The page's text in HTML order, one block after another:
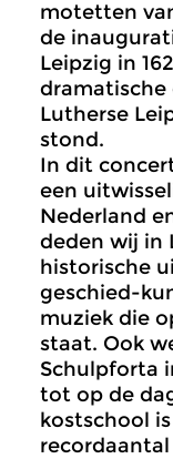
motetten
de
Leipzig in
Lutherse
stond.
In dit
een
Nederland
deden wij in
historische
geschied-
muziek die
staat. Ook
Schulpforta
tot op de
kostschool